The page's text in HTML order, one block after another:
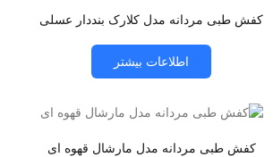
کفش طبی مردانه مدل کلارک بنددار عسلی
اطلاعات بیشتر
کفش طبی مردانه مدل مارشال قهوه ای